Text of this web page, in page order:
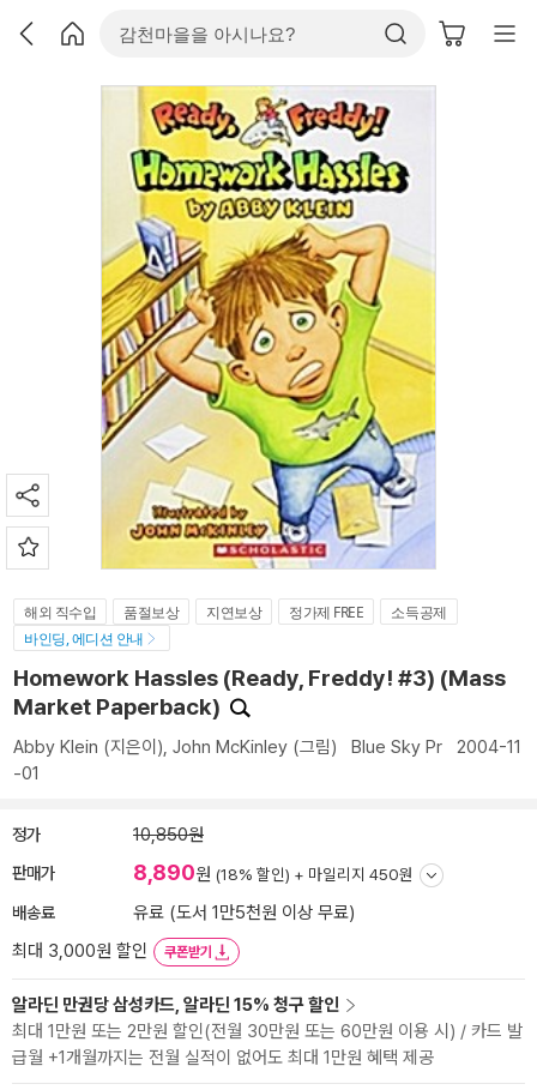
해외 직수입 품절보상 지연보상 정가제 FREE
소득공제
바인딩, 에디션 안내
Homework Hassles (Ready, Freddy! #3) (Mass
Market Paperback)
Abby Klein (지은이), John McKinley (그림) Blue Sky Pr 2004-11
-01
정가 10,850원
판매가 8,890원 (18% 할인) + 마일리지 450원
배송료
유료 (도서 1만5천원 이상 무료)
최대 3,000원 할인
쿠폰받기
알라딘 만권당 삼성카드, 알라딘 15% 청구 할인
최대 1만원 또는 2만원 할인(전월 30만원 또는 60만원 이용 시) / 카드 발
급월 +1개월까지는 전월 실적이 없어도 최대 1만원 혜택 제공